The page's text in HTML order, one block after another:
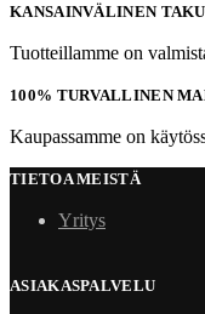
KANSAINVÄLINEN
Tuotteillamme on
100% TURVALLINEN
Kaupassamme on
TIETOA MEISTÄ
Yritys
ASIAKASPALVELU